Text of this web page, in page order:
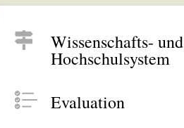
Wissenschafts- und
Hochschulsystem
Evaluation